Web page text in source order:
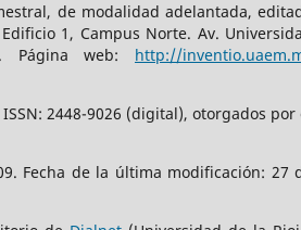
de modalidad adelantada,
1, Campus Norte. Av.
Página web: http://
2448-9026 (digital), otorgados por
Fecha de la última modificación: 27